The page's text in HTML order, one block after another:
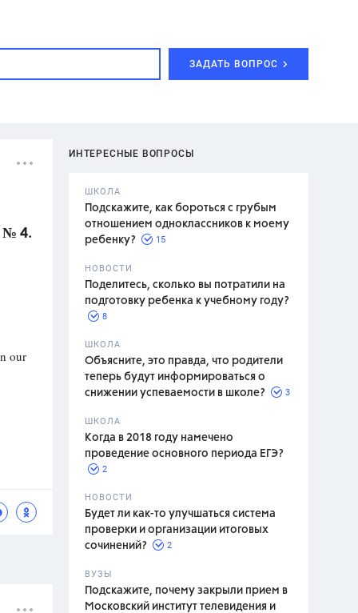
ЗАДАТЬ ВОПРОС
Л.С.,
ИНТЕРЕСНЫЕ ВОПРОСЫ
ШКОЛА
Подскажите, как бороться с грубым
отношением одноклассников к моему
ребенку?
15
НОВОСТИ
Поделитесь, сколько вы потратили на
подготовку ребенка к учебному году?
8
ШКОЛА
Объясните, это правда, что родители
теперь будут информироваться о
снижении успеваемости в школе?
3
ШКОЛА
Когда в 2018 году намечено
проведение основного периода ЕГЭ?
2
НОВОСТИ
Будет ли как-то улучшаться система
проверки и организации итоговых
сочинений?
2
ВУЗЫ
Подскажите, почему закрыли прием в
Московский институт телевидения и
№ 4.
our